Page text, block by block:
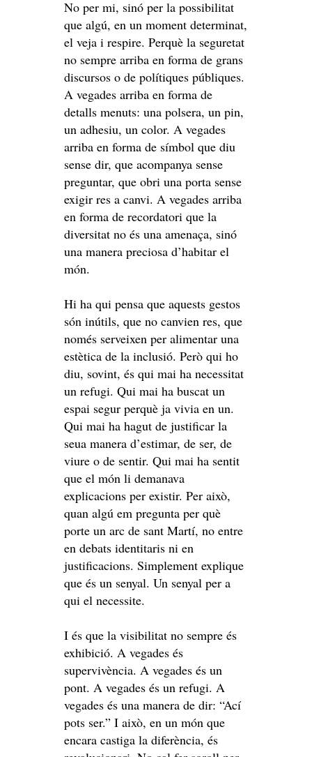
No per mi, sinó per la possibilitat
que algú, en un moment determinat,
el veja i respire. Perquè la seguretat
no sempre arriba en forma de grans
discursos o de polítiques públiques.
A vegades arriba en forma de
detalls menuts: una polsera, un pin,
un adhesiu, un color. A vegades
arriba en forma de símbol que diu
sense dir, que acompanya sense
preguntar, que obri una porta sense
exigir res a canvi. A vegades arriba
en forma de recordatori que la
diversitat no és una amenaça, sinó
una manera preciosa d’habitar el
món.
Hi ha qui pensa que aquests gestos
són inútils, que no canvien res, que
només serveixen per alimentar una
estètica de la inclusió. Però qui ho
diu, sovint, és qui mai ha necessitat
un refugi. Qui mai ha buscat un
espai segur perquè ja vivia en un.
Qui mai ha hagut de justificar la
seua manera d’estimar, de ser, de
viure o de sentir. Qui mai ha sentit
que el món li demanava
explicacions per existir. Per això,
quan algú em pregunta per què
porte un arc de sant Martí, no entre
en debats identitaris ni en
justificacions. Simplement explique
que és un senyal. Un senyal per a
qui el necessite.
I és que la visibilitat no sempre és
exhibició. A vegades és
supervivència. A vegades és un
pont. A vegades és un refugi. A
vegades és una manera de dir: “Ací
pots ser.” I això, en un món que
encara castiga la diferència, és